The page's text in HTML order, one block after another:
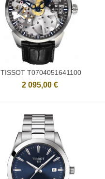
Ajouter
TISSOT T0704051641100
2 095,00 €